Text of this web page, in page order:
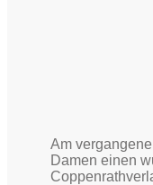
Am
Damen einen